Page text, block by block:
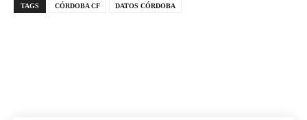
TAGS CÓRDOBA CF DATOS CÓRDOBA